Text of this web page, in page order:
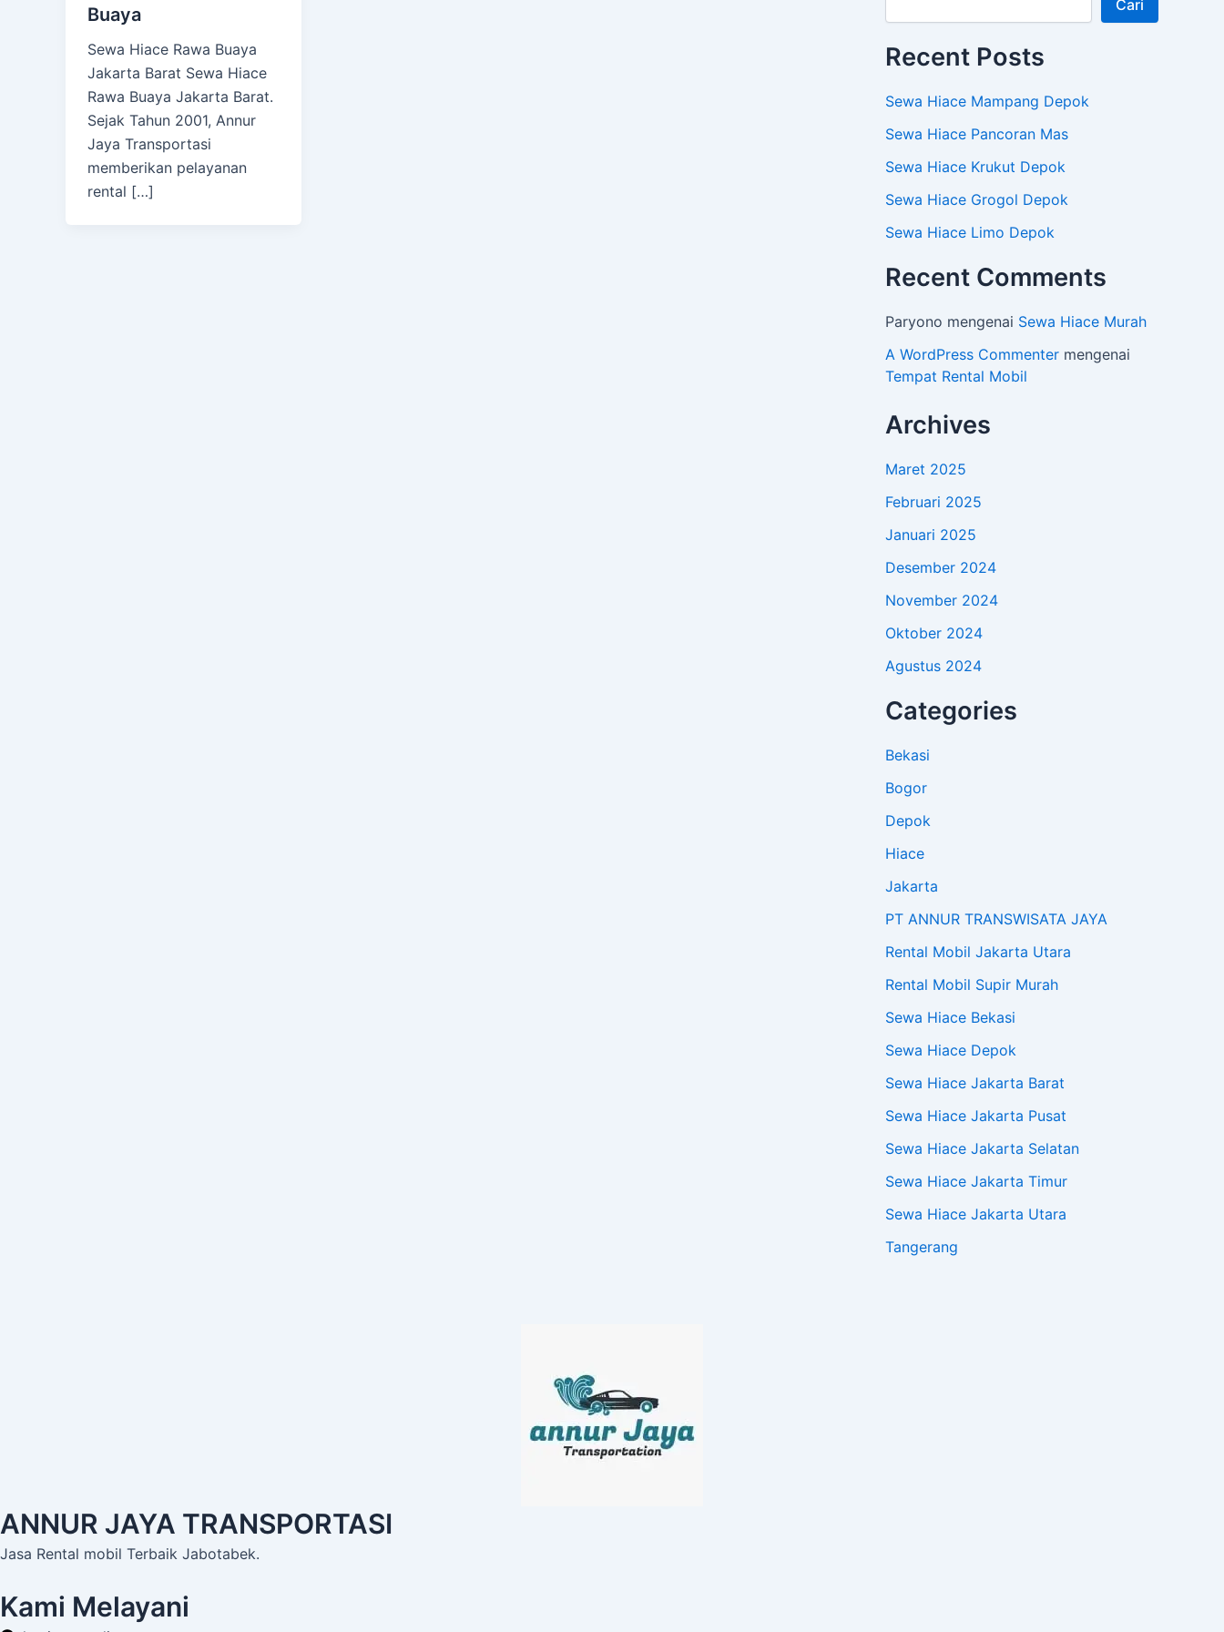
Buaya
Sewa Hiace Rawa Buaya
Jakarta Barat Sewa Hiace
Rawa Buaya Jakarta Barat.
Sejak Tahun 2001, Annur
Jaya Transportasi
memberikan pelayanan
rental […]
Cari
Recent Posts
Sewa Hiace Mampang Depok
Sewa Hiace Pancoran Mas
Sewa Hiace Krukut Depok
Sewa Hiace Grogol Depok
Sewa Hiace Limo Depok
Recent Comments
Paryono mengenai Sewa Hiace Murah
A WordPress Commenter mengenai
Tempat Rental Mobil
Archives
Maret 2025
Februari 2025
Januari 2025
Desember 2024
November 2024
Oktober 2024
Agustus 2024
Categories
Bekasi
Bogor
Depok
Hiace
Jakarta
PT ANNUR TRANSWISATA JAYA
Rental Mobil Jakarta Utara
Rental Mobil Supir Murah
Sewa Hiace Bekasi
Sewa Hiace Depok
Sewa Hiace Jakarta Barat
Sewa Hiace Jakarta Pusat
Sewa Hiace Jakarta Selatan
Sewa Hiace Jakarta Timur
Sewa Hiace Jakarta Utara
Tangerang
ANNUR JAYA TRANSPORTASI
Jasa Rental mobil Terbaik Jabotabek.
Kami Melayani